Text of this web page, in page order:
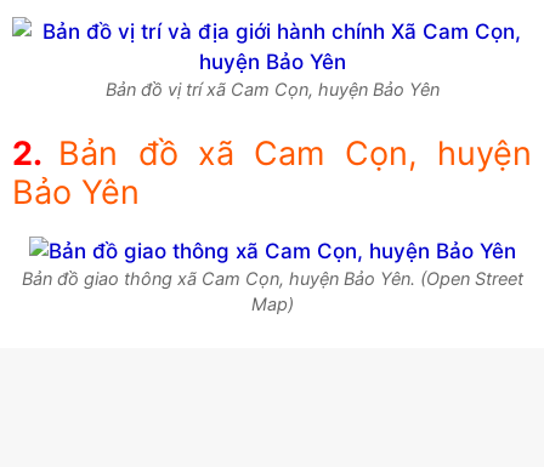
Bản đồ vị trí xã Cam Cọn, huyện Bảo Yên
Bản đồ xã Cam Cọn, huyện
Bảo Yên
Bản đồ giao thông xã Cam Cọn, huyện Bảo Yên. (Open Street
Map)